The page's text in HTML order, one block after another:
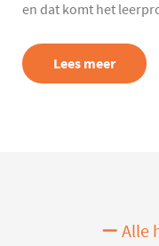
en dat komt het
Lees meer
Alle